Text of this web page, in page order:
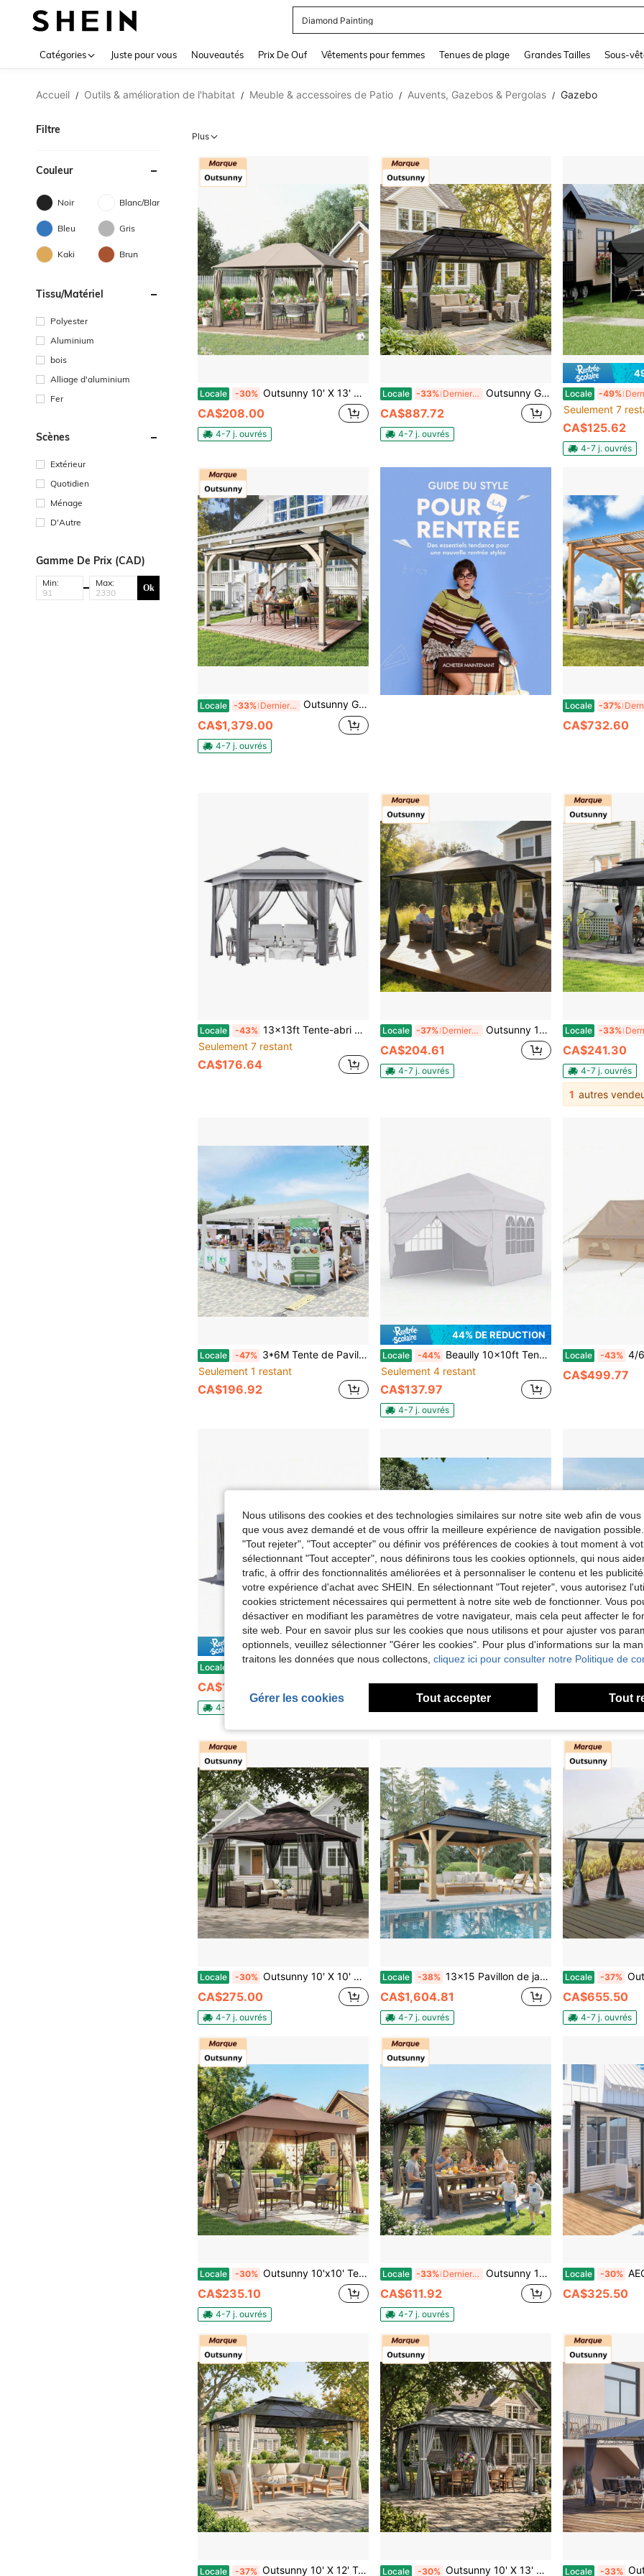
Blouse Femme Chic
Catégories Juste pour vous Nouveautés Prix De Ouf Vêtements pour femmes Tenues de plage Grandes Tailles Sous-
Accueil / Outils & amélioration de l'habitat / Meuble & accessoires de Patio / Auvents, Gazebos & Pergolas / Gazebo
Filtre
Couleur
Noir Blanc/Blanche
Bleu Gris
Kaki Brun
Tissu/matériel
Polyester
Aluminium
bois
Alliage d'aluminium
Fer
Scènes
Extérieur
Quotidien
Ménage
D'Autre
Gamme De Prix (CAD)
Min: Max: Ok
Plus
Locale -30% Outsunny 10' X 13' Pavillon de jardin de patio extérieur, abri de jardin, tente de fête avec cadre en acier et rideaux, kaki
CA$208.00
4-7 j. ouvrés
Locale -33% Derniers 2 jours Outsunny Gazebo de patio de 13' x 10', abri de jardin extérieur à double toit avec rideaux, moustiquaires et cadre en aluminium pour jardin, pelouse, cour arrière et terrasse, noir
CA$887.72
4-7 j. ouvrés
Locale -49%
Seulement 7
CA$125.62
4-7 j. ouvrés
Locale -33% Derniers 2 jours Outsunny Gazebo à toit dur de 12' x 14' avec toit en acier galvanisé, cadre en bois, gazebo permanent extérieur à double toit avec crochet au plafond pour patio, jardin, arrière-cour, noyer clair
CA$1,379.00
4-7 j. ouvrés
Locale -37%
CA$732.60
Locale -43% 13x13ft Tente-abri de Pavillon Tout Temps avec Moustiquaire - Abri Solaire en Acier Robuste à 6 Côtés avec Sac de Transport - Tentes de Pavillon pour Patio
Seulement 7 restant
CA$176.64
Locale -37% Derniers 2 jours Outsunny 10' X 13' Pavillon de jardin de patio extérieur Gazebo Abri de jardin Tente de fête Abri Ombre solaire d'été avec cadre en acier et rideaux, gris foncé
CA$204.61
4-7 j. ouvrés
Locale -33%
CA$241.30
4-7 j. ouvrés
1 autres
Locale -47% 3*6M Tente de Pavillon Pliante avec Fenêtres en PE, Grande Tente de Fête avec Sac de Rangement à Roulettes, Tonnelle Extérieure Robuste avec Parois Amovibles, Abri Imperméable pour Événements, Jardin et Mariage
Seulement 1 restant
CA$196.92
44% DE RÉDUCTION
Locale -44% Beaully 10x10ft Tente de Canopée Extérieure Facile à Monter Avec 4 Parois Latérales Amovibles, Sac de Transport et Haubans, Canopée Portable Imperméable, Pour le Camping, les Fêtes et Événements Extérieurs
Seulement 4 restant
CA$137.97
4-7 j. ouvrés
Locale -43% 4/6/8/12 personnes Tente de
CA$499.77
43% DE RÉDUCTION
Locale Beaully Tente de Gazebo Pop-Up Extérieure 12x12 Ft avec Sac de Transport Portable, Auvent de Protection Solaire à 6 Côtés, Poteaux en Fibre, Cordes de Haubanage, Piquets de Sol, Tissu Oxford PVC 600D pour Patio, Pelouse, Jardin
CA$184.25
4-7 j. ouvrés
-40% Hardtop Gazebo 12x20 FT With Iron Double Roof And Solid Wood Frame, Heavy-Duty Outdoor Pergola Shelter For Garden, Patio, And Porch Use, Charcoal Gray And Brown Gray Finish
CA$2,329.74
CA$114.97
Locale -30% Outsunny 10' X 10' Outdoor Patio Gazebo Canopy With Double Tier Roof, Removable Mesh Curtains, Display Shelves, Top Hooks, Coffee
CA$275.00
4-7 j. ouvrés
Locale -38% 13x15 Pavillon de jardin extérieur avec double toit en fer et cadre en bois robuste, pavillon résistant aux intempéries pour patio, cour arrière, garage et rassemblements sur la pelouse
CA$1,604.81
4-7 j. ouvrés
Locale -37% Outsunny 10' X 13'
CA$655.50
4-7 j. ouvrés
Locale -30% Outsunny 10'x10' Tente de Pavillon de Jardin Extérieur Abri Solaire Protection UV avec Toile de Toit à 2 Niveaux en Polyester, Parois Latérales et Cadre en Acier, Marron Foncé
CA$235.10
4-7 j. ouvrés
Locale -33% Derniers 2 jours Outsunny 10' X 10' Gazebo à toit dur, Tonnelle de jardin avec toit en polycarbonate anti-UV50+, rideaux, crochet central et structure en acier pour jardin, pelouse, terrasse, gris clair
CA$611.92
4-7 j. ouvrés
Locale -30% AECOJOY Gazebo à
CA$325.50
Locale -37% Outsunny 10' X 12' Tonnelle de jardin extérieure, Gazebo à double toit en polycarbonate avec structure en acier, filets et rideaux, pour jardin, pelouse, cour arrière et terrasse, Beige Locale -30% Outsunny 10' X 13' Pavillon de patio, Tonnelle de jardin extérieure à 2 niveaux avec rideaux, gris foncé Locale -33% Outsunny 10' X 10'
Nous utilisons des cookies et des technologies similaires sur notre site web afin de
que vous avez demandé et de vous offrir la meilleure expérience de navigation
"Tout rejeter", "Tout accepter" ou définir vos préférences de cookies à tout moment à
sélectionnant "Tout accepter", nous définirons tous les cookies optionnels, qui nous
trafic, à offrir des fonctionnalités améliorées et à personnaliser le contenu et les
votre expérience d'achat avec SHEIN. En sélectionnant "Tout rejeter", vous autorisez
cookies strictement nécessaires qui permettent à notre site web de fonctionner. Vous
désactiver en modifiant les paramètres de votre navigateur, mais cela peut affecter le
site web. Pour en savoir plus sur les cookies que nous utilisons et pour ajuster vos
optionnels, veuillez sélectionner "Gérer les cookies". Pour plus d'informations sur la
traitons les données que nous collectons, cliquez ici pour consulter notre Politique de
Gérer les cookies Tout accepter Tout